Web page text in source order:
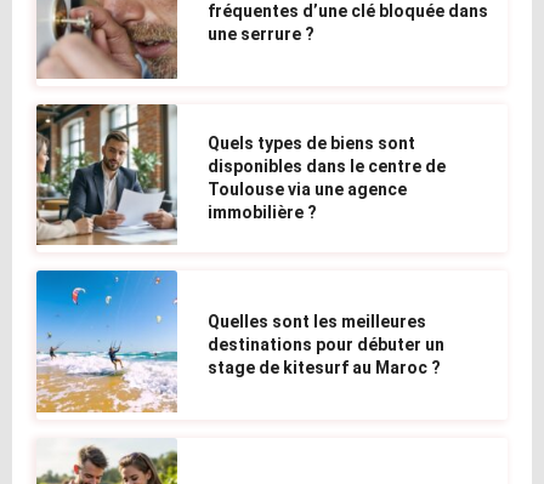
fréquentes d’une clé bloquée dans
une serrure ?
Quels types de biens sont
disponibles dans le centre de
Toulouse via une agence
immobilière ?
Quelles sont les meilleures
destinations pour débuter un
stage de kitesurf au Maroc ?